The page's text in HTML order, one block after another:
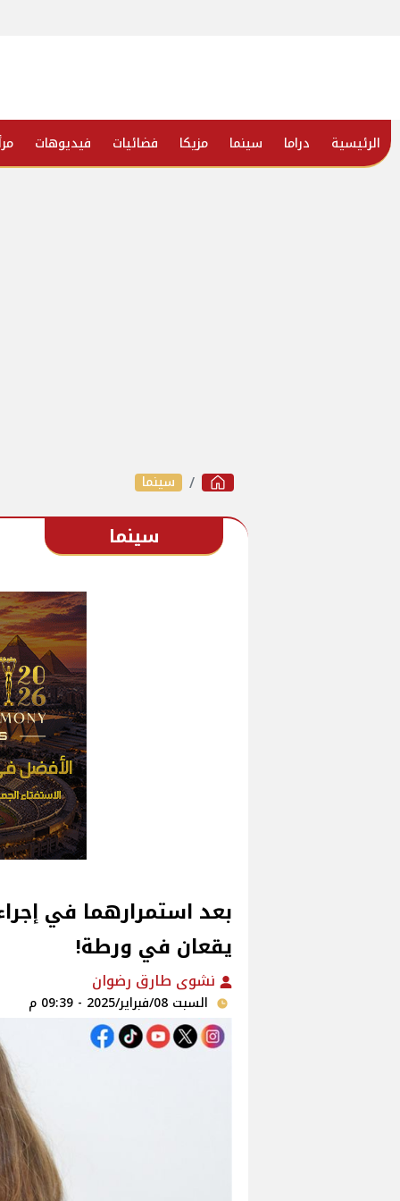
الرئيسية دراما سينما مزيكا فضائيات فيديوهات
سينما
سينما
بعد استمرارهما في
يقعان في ورطة!
نشوى طارق رضوان
السبت 08/فبراير/2025 - 09:39 م